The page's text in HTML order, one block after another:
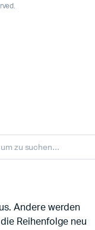
Andere werden
Reihenfolge neu